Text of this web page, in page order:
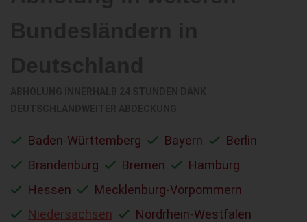
Baden-Württemberg Bayern
Berlin
Brandenburg
Bremen
Hamburg
Hessen
Mecklenburg-Vorpommern
Niedersachsen
Nordrhein-Westfalen